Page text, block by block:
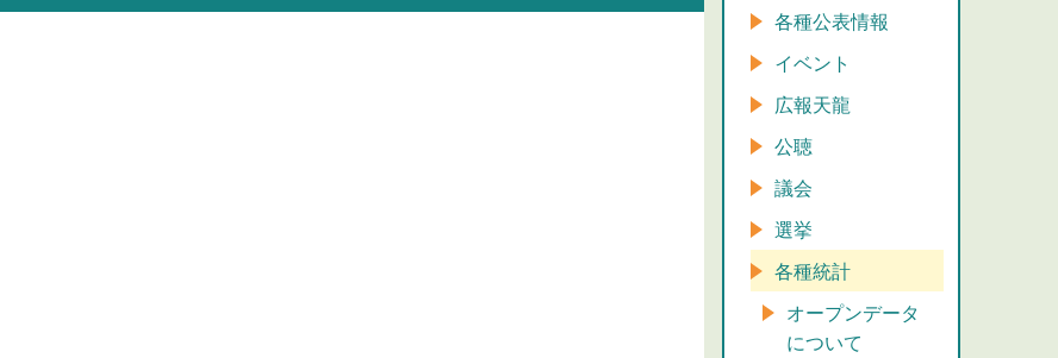
各種公表情報
イベント
広報天龍
公聴
議会
選挙
各種統計
オープンデータ
について